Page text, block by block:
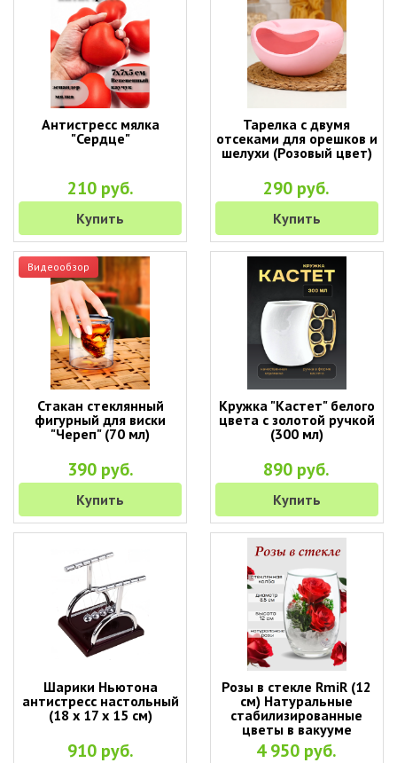
Антистресс мялка
"Сердце"
210 руб.
Купить
Тарелка с двумя
отсеками для орешков и
шелухи (Розовый цвет)
290 руб.
Купить
Видеообзор
Стакан стеклянный
фигурный для виски
"Череп" (70 мл)
390 руб.
Купить
Кружка "Кастет" белого
цвета с золотой ручкой
(300 мл)
890 руб.
Купить
Шарики Ньютона
антистресс настольный
(18 х 17 х 15 см)
910 руб.
Розы в стекле RmiR (12
см) Натуральные
стабилизированные
цветы в вакууме
4 950 руб.